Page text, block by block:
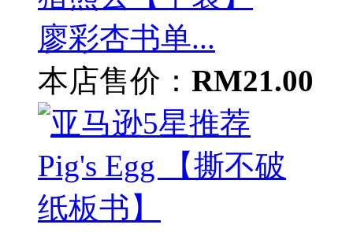
廖彩杏书单...
本店售价： RM21.00